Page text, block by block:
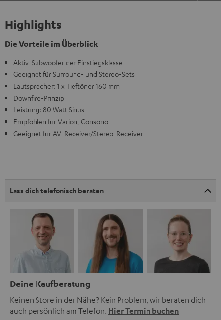
Highlights
Die Vorteile im Überblick
Aktiv-Subwoofer der Einstiegsklasse
Geeignet für Surround- und Stereo-Sets
Lautsprecher: 1 x Tieftöner 160 mm
Downfire-Prinzip
Leistung: 80 Watt Sinus
Empfohlen für Varion, Consono
Geeignet für AV-Receiver/Stereo-Receiver
Lass dich telefonisch beraten
Deine Kaufberatung
Keinen Store in der Nähe? Kein Problem, wir beraten dich
auch persönlich am Telefon. Hier Termin buchen